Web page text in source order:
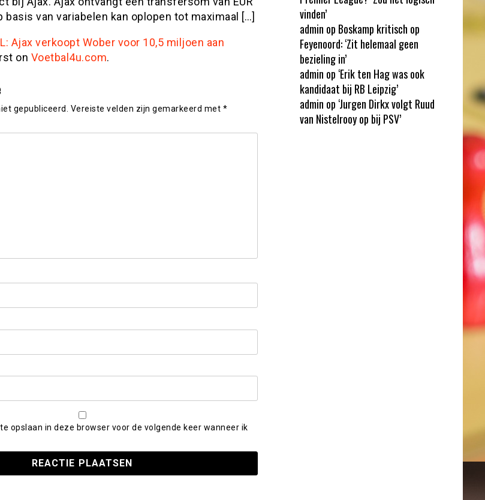
basis van variabelen kan oplopen tot maximaal […]
Ajax verkoopt Wober voor 10,5 miljoen aan
on Voetbal4u.com.
gepubliceerd. Vereiste velden zijn gemarkeerd met *
opslaan in deze browser voor de volgende keer wanneer ik
vinden’
admin op Boskamp kritisch op
Feyenoord: ‘Zit helemaal geen
bezieling in’
admin op ‘Erik ten Hag was ook
kandidaat bij RB Leipzig’
admin op ‘Jurgen Dirkx volgt Ruud
van Nistelrooy op bij PSV’